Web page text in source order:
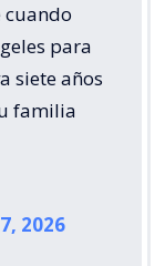
para
siete años
familia
2026